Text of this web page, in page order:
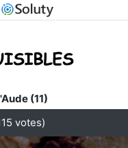
(11)
votes)